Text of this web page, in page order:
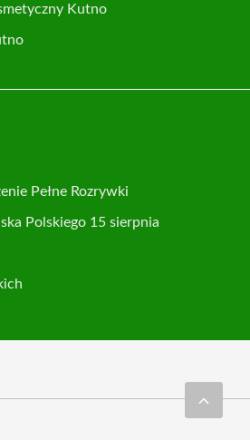
Kutno
Pełne Rozrywki
Polskiego 15 sierpnia